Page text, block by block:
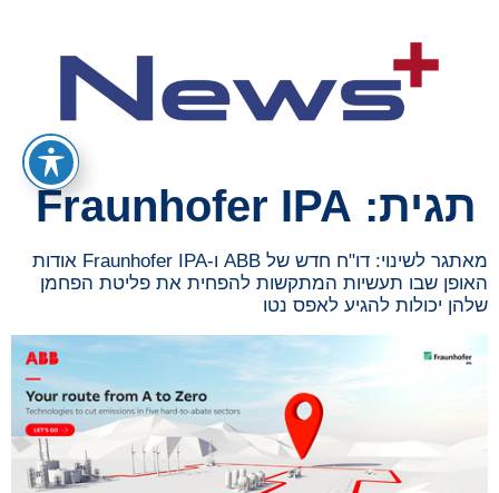
תגית: Fraunhofer IPA
מאתגר לשינוי: דו"ח חדש של ABB ו-Fraunhofer IPA אודות
האופן שבו תעשיות המתקשות להפחית את פליטת הפחמן
שלהן יכולות להגיע לאפס נטו